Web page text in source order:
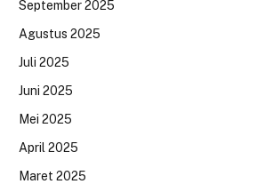
September 2025
Agustus 2025
Juli 2025
Juni 2025
Mei 2025
April 2025
Maret 2025